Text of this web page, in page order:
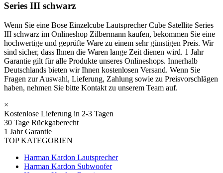
Series III schwarz
Wenn Sie eine Bose Einzelcube Lautsprecher Cube Satellite Series
III schwarz im Onlineshop Zilbermann kaufen, bekommen Sie eine
hochwertige und geprüfte Ware zu einem sehr günstigen Preis. Wir
sind sicher, dass Ihnen die Waren lange Zeit dienen wird. 1 Jahr
Garantie gilt für alle Produkte unseres Onlineshops. Innerhalb
Deutschlands bieten wir Ihnen kostenlosen Versand. Wenn Sie
Fragen zur Auswahl, Lieferung, Zahlung sowie zu Preisvorschlägen
haben, nehmen Sie bitte Kontakt zu unserem Team auf.
×
Kostenlose Lieferung in 2-3 Tagen
30 Tage Rückgaberecht
1 Jahr Garantie
TOP KATEGORIEN
Harman Kardon Lautsprecher
Harman Kardon Subwoofer